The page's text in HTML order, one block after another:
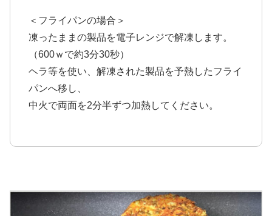
＜フライパンの場合＞
凍ったままの製品を電子レンジで解凍します。
（600ｗで約3分30秒）
ヘラ等を使い、解凍された製品を予熱したフライ
パンへ移し、
中火で両面を2分半ずつ加熱してください。